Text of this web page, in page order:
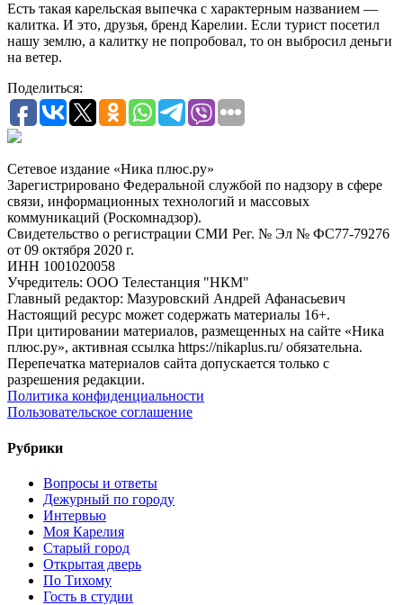
Есть такая карельская выпечка с характерным названием —
калитка. И это, друзья, бренд Карелии. Если турист посетил
нашу землю, а калитку не попробовал, то он выбросил деньги
на ветер.
Поделиться:
Сетевое издание «Ника плюс.ру»
Зарегистрировано Федеральной службой по надзору в сфере
связи, информационных технологий и массовых
коммуникаций (Роскомнадзор).
Свидетельство о регистрации СМИ Рег. № Эл № ФС77-79276
от 09 октября 2020 г.
ИНН 1001020058
Учредитель: ООО Телестанция "НКМ"
Главный редактор: Мазуровский Андрей Афанасьевич
Настоящий ресурс может содержать материалы 16+.
При цитировании материалов, размещенных на сайте «Ника
плюс.ру», активная ссылка https://nikaplus.ru/ обязательна.
Перепечатка материалов сайта допускается только с
разрешения редакции.
Политика конфиденциальности
Пользовательское соглашение
Рубрики
Вопросы и ответы
Дежурный по городу
Интервью
Моя Карелия
Старый город
Открытая дверь
По Тихому
Гость в студии